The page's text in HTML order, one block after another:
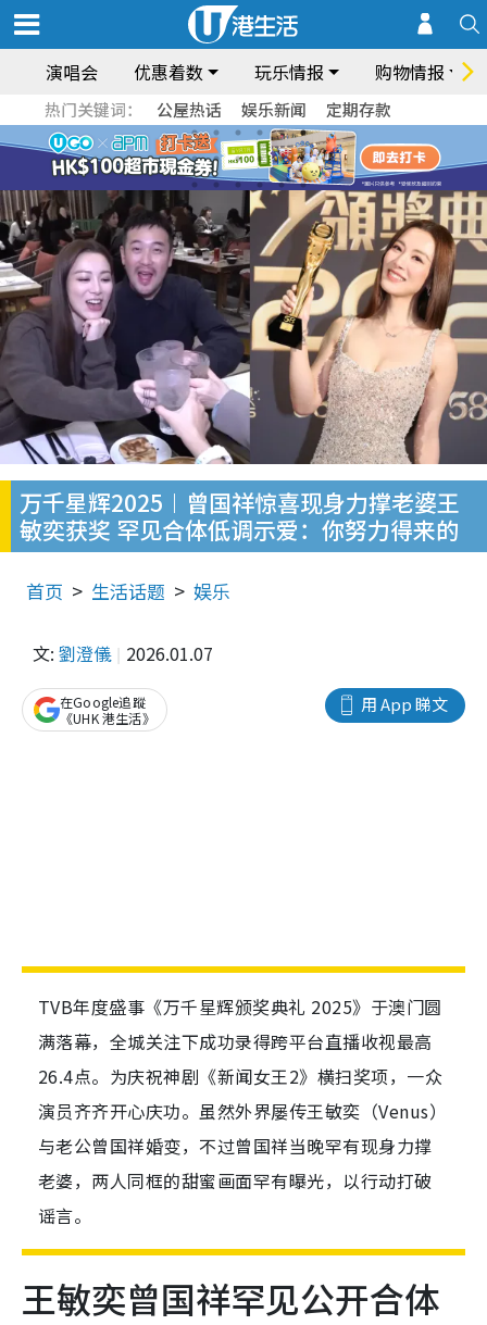
演唱会 优惠着数 玩乐情报 购物情报
热门关键词： 公屋热话 娱乐新闻 定期存款
万千星辉2025︱曾国祥惊喜现身力撑老婆王
敏奕获奖 罕见合体低调示爱：你努力得来的
首页 生活话题 娱乐
文: 劉澄儀 2026.01.07
用 App 睇文
在Google追蹤
《UHK 港生活》
TVB年度盛事《万千星辉颁奖典礼 2025》于澳门圆
满落幕，全城关注下成功录得跨平台直播收视最高
26.4点。为庆祝神剧《新闻女王2》横扫奖项，一众
演员齐齐开心庆功。虽然外界屡传王敏奕（Venus）
与老公曾国祥婚变，不过曾国祥当晚罕有现身力撑
老婆，两人同框的甜蜜画面罕有曝光，以行动打破
谣言。
王敏奕曾国祥罕见公开合体